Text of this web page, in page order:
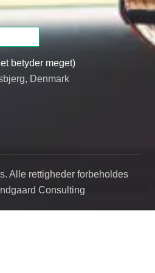
betyder meget)
Denmark
Alle rettigheder forbeholdes
Consulting